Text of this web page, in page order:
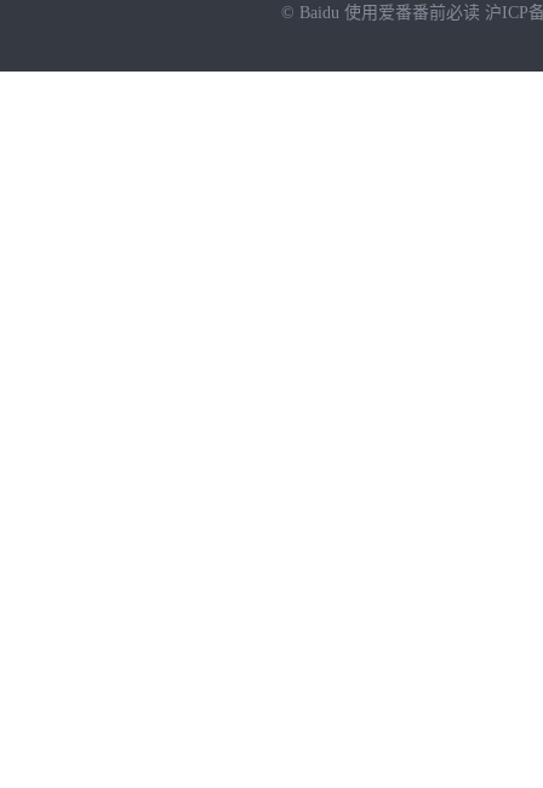
© Baidu 使用爱番番前必读 沪ICP